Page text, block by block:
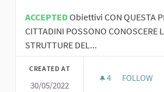
ACCEPTEDObiettivi CON QUESTA
CITTADINI POSSONO CONOSCERE
STRUTTURE DEL...
CREATED AT
30/05/2022
4 4 FOLLOWERS
FOLLOW